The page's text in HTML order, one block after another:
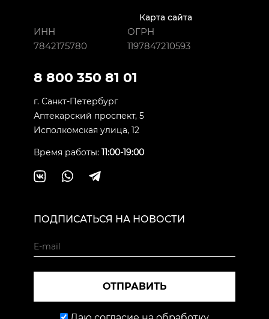
Карта сайта
ИНН
7842175780
ОГРН
1197847210593
8 800 350 81 01
г. Санкт-Петербург
Аптекарский проспект, 5
Исполкомская улица, 12
Время работы: 11:00-19:00
ПОДПИСАТЬСЯ НА НОВОСТИ
ОТПРАВИТЬ